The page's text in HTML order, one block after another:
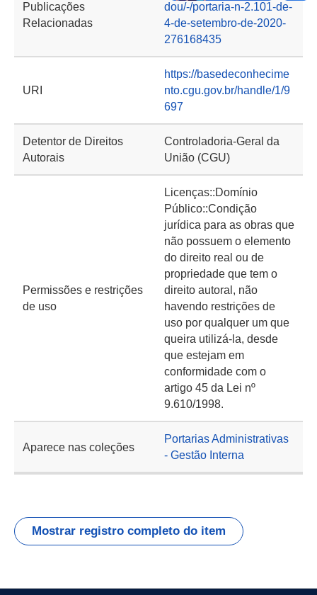
Publicações
Relacionadas
dou/-/portaria-n-2.101-de-
4-de-setembro-de-2020-
276168435
URI
https://basedeconhecime
nto.cgu.gov.br/handle/1/9
697
Detentor de Direitos
Autorais
Controladoria-Geral da
União (CGU)
Permissões e restrições
de uso
Licenças::Domínio
Público::Condição
jurídica para as obras que
não possuem o elemento
do direito real ou de
propriedade que tem o
direito autoral, não
havendo restrições de
uso por qualquer um que
queira utilizá-la, desde
que estejam em
conformidade com o
artigo 45 da Lei nº
9.610/1998.
Aparece nas coleções
Portarias Administrativas
- Gestão Interna
Mostrar registro completo do item